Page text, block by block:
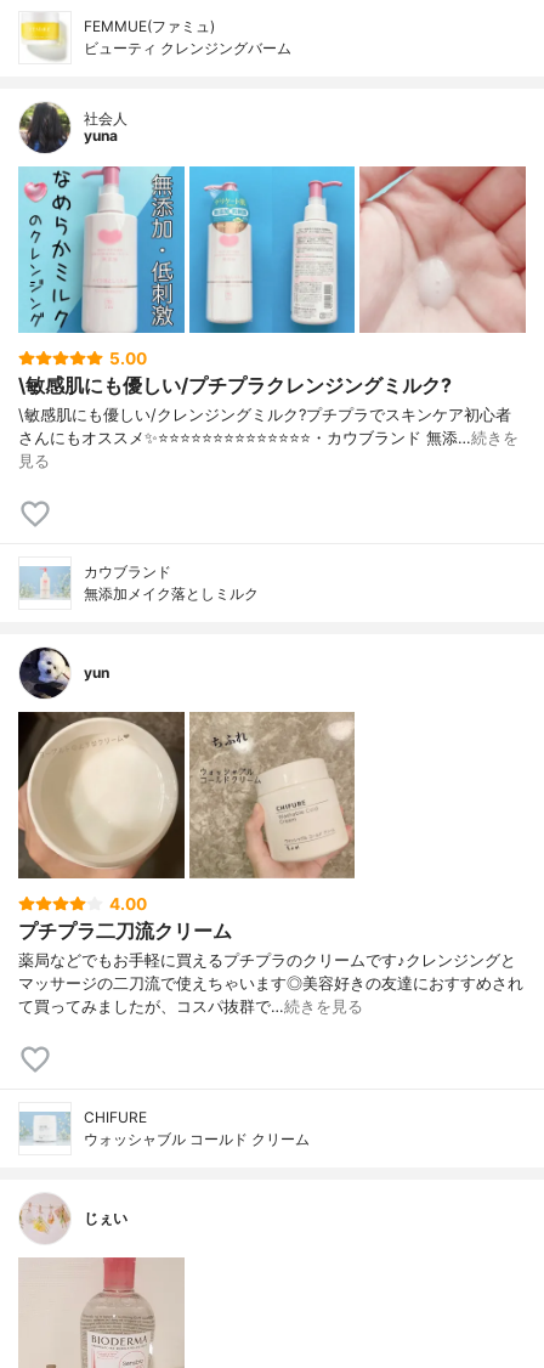
FEMMUE(ファミュ)
ビューティ クレンジングバーム
社会人
yuna
5.00
\敏感肌にも優しい/プチプラクレンジングミルク?
\敏感肌にも優しい/クレンジングミルク?プチプラでスキンケア初心者
さんにもオススメ✨⭐️⭐️⭐️⭐️⭐️⭐️⭐️⭐️⭐️⭐️⭐️⭐️⭐️⭐️・カウブランド 無添…続きを
見る
カウブランド
無添加メイク落としミルク
yun
4.00
プチプラ二刀流クリーム
薬局などでもお手軽に買えるプチプラのクリームです♪クレンジングと
マッサージの二刀流で使えちゃいます◎美容好きの友達におすすめされ
て買ってみましたが、コスパ抜群で…続きを見る
CHIFURE
ウォッシャブル コールド クリーム
じぇい